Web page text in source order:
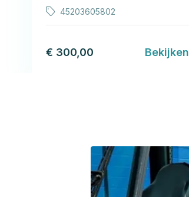
45203605802
€ 300,00 Bekijken